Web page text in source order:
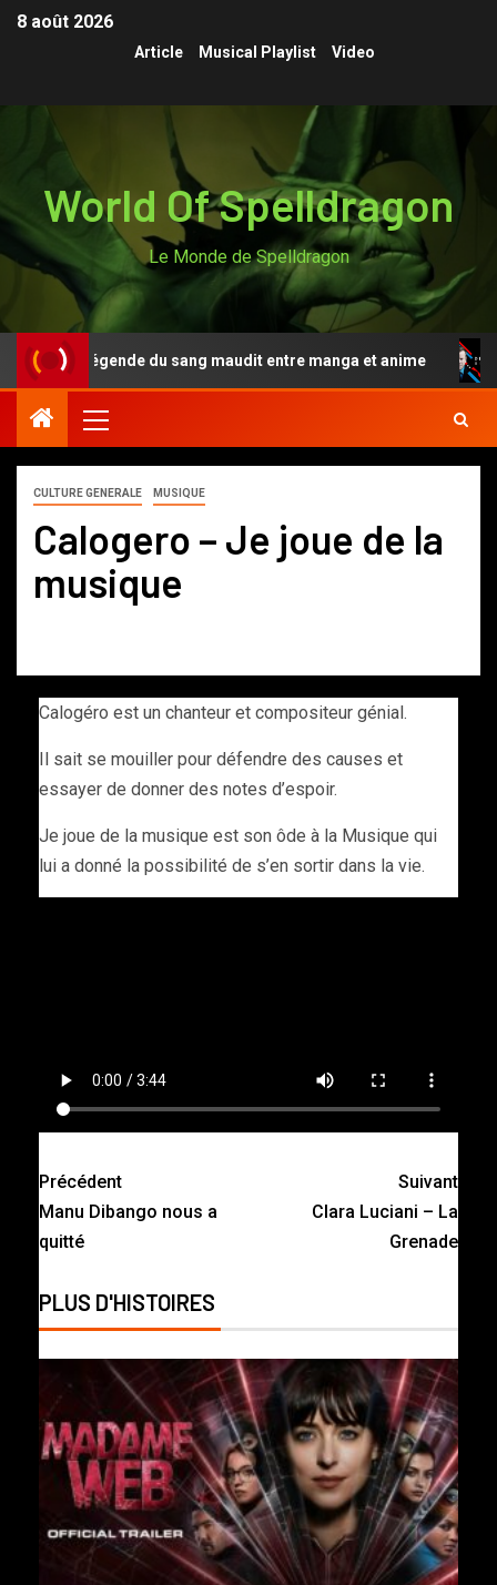
8 août 2026
Article Musical Playlist Video
World Of Spelldragon
Le Monde de Spelldragon
la légende du sang maudit entre manga et anime
CULTURE GENERALE MUSIQUE
Calogero – Je joue de la
musique
Calogéro est un chanteur et compositeur génial.
Il sait se mouiller pour défendre des causes et
essayer de donner des notes d’espoir.
Je joue de la musique est son ôde à la Musique qui
lui a donné la possibilité de s’en sortir dans la vie.
Précédent
Manu Dibango nous a
quitté
Suivant
Clara Luciani – La
Grenade
PLUS D'HISTOIRES